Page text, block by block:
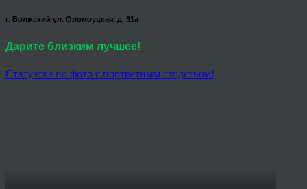
г. Волжский ул. Оломоуцкая, д. 31а
Дарите близким лучшее!
Статуэтка по фото с портретным сходством!